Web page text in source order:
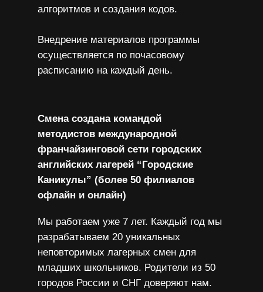
алгоритмов и создания кодов.
Внедрение материалов программы
осуществляется по почасовому
расписанию на каждый день.
Смена создана командой
методистов международной
франчайзинговой сети городских
английских лагерей “Городские
Каникулы” (более 50 филиалов
офлайн и онлайн)
Мы работаем уже 7 лет. Каждый год мы
разрабатываем 20 уникальных
неповторимых лагерных смен для
младших школьников. Родители из 50
городов России и СНГ доверяют нам.